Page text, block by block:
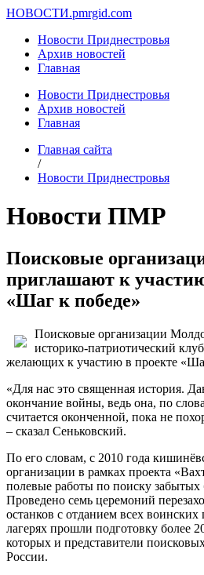
НОВОСТИ.pmrgid.com
Новости Приднестровья
Архив новостей
Главная
Новости Приднестровья
Архив новостей
Главная
Главная сайта
/
Новости Приднестровья
Новости ПМР
Поисковые
приглашают к
«Шаг к победе»
Поисковые организации
историко-патриотический
желающих к участию в проекте
«Для нас это священная история.
окончание войны, ведь она, по
считается оконченной, пока не
– сказал Сеньковский.
По его словам, с 2010 года
организации в рамках проекта
полевые работы по поиску забытых
Проведено семь церемоний
останков с отданием всех
лагерях прошли подготовку более
которых и представители
России.